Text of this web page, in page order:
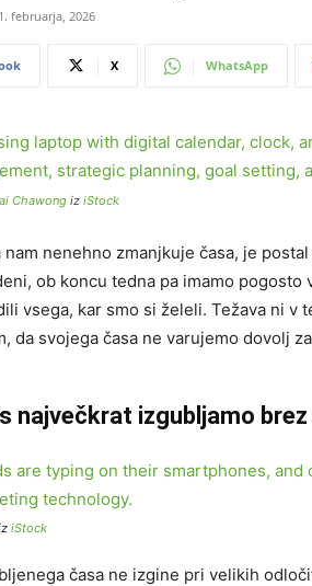
februarja, 2026
X WhatsApp
Chawong iz iStock
nam nenehno zmanjkuje časa, je
ob koncu tedna pa imamo
vsega, kar smo si želeli. Težava ni v
da svojega časa ne varujemo dovolj
največkrat izgubljamo
iStock
časa ne izgine pri velikih